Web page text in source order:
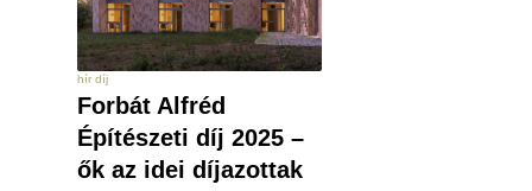
hír díj
Forbát Alfréd
Építészeti díj 2025 –
ők az idei díjazottak